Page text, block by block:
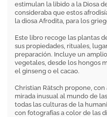
estimulan la libido a la Diosa
consideraba que estos
la diosa Afrodita, para los
Este libro recoge las plantas
sus propiedades, rituales,
preparación. Incluye un
vegetales, desde los hongos
el ginseng o el cacao.
Christian Rätsch propone,
mirada inusual al mundo de
todas las culturas de la
con fotografías a color de las